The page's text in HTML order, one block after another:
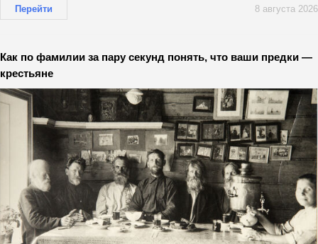
Перейти 8 августа 2026
Как по фамилии за пару секунд понять, что ваши предки —
крестьяне